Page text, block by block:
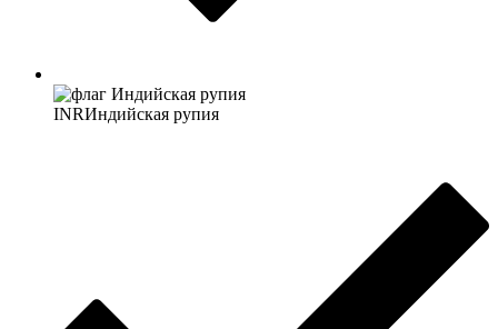
INRИндийская рупия